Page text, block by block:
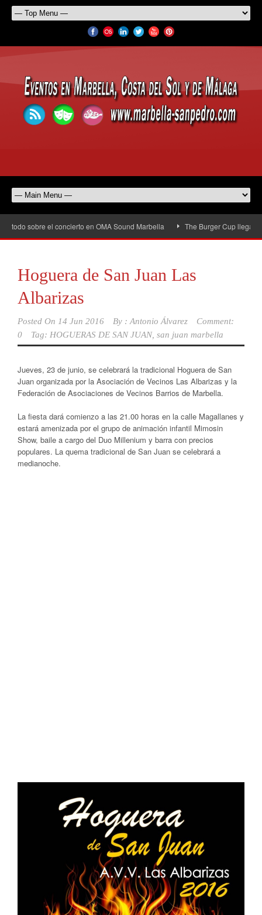
sobre el concierto en OMA Sound Marbella The Burger Cup llega a
Hoguera de San Juan Las
Albarizas
Posted On 14 Jun 2016 By : Antonio Álvarez
Comment:
0
Tag: HOGUERAS DE SAN JUAN, san juan marbella
Jueves, 23 de junio, se celebrará la tradicional Hoguera de San
Juan organizada por la Asociación de Vecinos Las Albarizas y la
Federación de Asociaciones de Vecinos Barrios de Marbella.
La fiesta dará comienzo a las 21.00 horas en la calle Magallanes y
estará amenizada por el grupo de animación infantil Mimosin
Show, baile a cargo del Duo Millenium y barra con precios
populares. La quema tradicional de San Juan se celebrará a
medianoche.